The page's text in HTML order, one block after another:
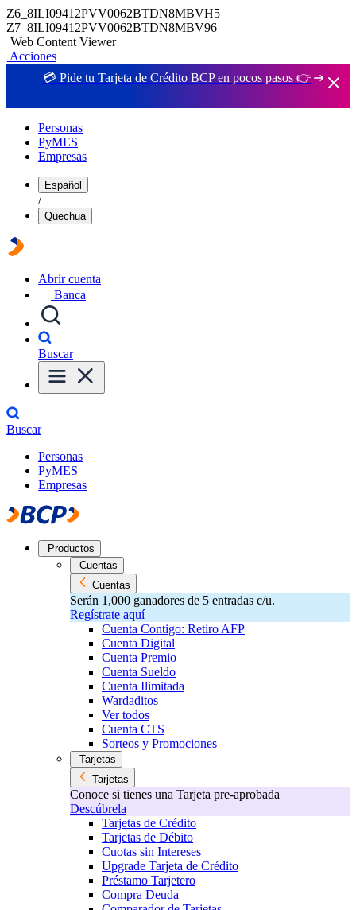
Z6_8ILI09412PVV0062BTDN8MBVH5
Z7_8ILI09412PVV0062BTDN8MBV96
Web Content Viewer
Acciones
💳 Pide tu Tarjeta de Crédito BCP en pocos pasos 👉
Personas
PyMES
Empresas
Español
/
Quechua
Abrir cuenta
Banca
Buscar
Buscar
Personas
PyMES
Empresas
Productos
Cuentas
Cuentas
Serán 1,000 ganadores de 5 entradas c/u.
Regístrate aquí
Cuenta Contigo: Retiro AFP
Cuenta Digital
Cuenta Premio
Cuenta Sueldo
Cuenta Ilimitada
Wardaditos
Ver todos
Cuenta CTS
Sorteos y Promociones
Tarjetas
Tarjetas
Conoce si tienes una Tarjeta pre-aprobada
Descúbrela
Tarjetas de Crédito
Tarjetas de Débito
Cuotas sin Intereses
Upgrade Tarjeta de Crédito
Préstamo Tarjetero
Compra Deuda